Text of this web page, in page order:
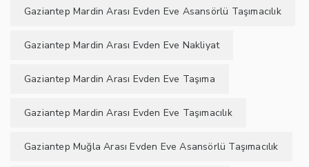
Gaziantep Mardin Arası Evden Eve Asansörlü Taşımacılık
Gaziantep Mardin Arası Evden Eve Nakliyat
Gaziantep Mardin Arası Evden Eve Taşıma
Gaziantep Mardin Arası Evden Eve Taşımacılık
Gaziantep Muğla Arası Evden Eve Asansörlü Taşımacılık